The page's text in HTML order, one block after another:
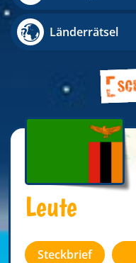
Länderrätsel
Leute
Steckbrief